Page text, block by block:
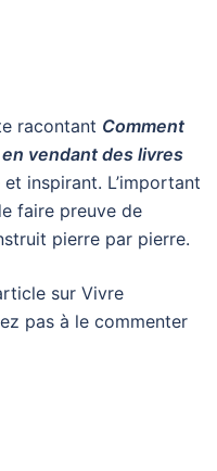
racontant Comment
vendant des livres
inspirant. L’important
faire preuve de
pierre par pierre.
sur Vivre
pas à le commenter